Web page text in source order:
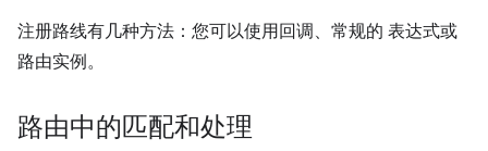
注册路线有几种方法：您可以使用回调、常规的 表达式或
路由实例。
路由中的匹配和处理